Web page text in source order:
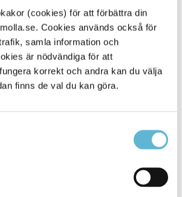
(cookies) för att förbättra din
Cookies används också för
samla information och
är nödvändiga för att
korrekt och andra kan du välja
finns de val du kan göra.
inför framtida val ochvisa
arbetsplats för en framtida